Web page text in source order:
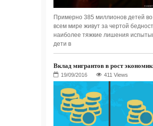
Примерно 385 миллионов детей во
всем мире живут за чертой
наиболее тяжкие лишения
дети в
Вклад мигрантов в рост
411 Views